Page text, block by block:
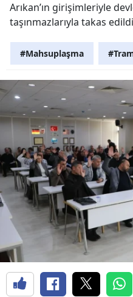
Arıkan’ın girişimleriyle
taşınmazlarıyla takas
#Mahsuplaşma